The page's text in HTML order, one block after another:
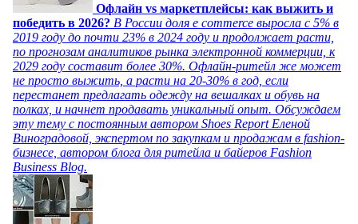
Офлайн vs маркетплейсы: как выжить и
победить в 2026? В России доля e commerce выросла с 5% в
2019 году до почти 23% в 2024 году и продолжает расти,
по прогнозам аналитиков рынка электронной коммерции, к
2029 году составит более 30%. Офлайн-ритейл же может
не просто выжить, а расти на 20-30% в год, если
перестанет предлагать одежду на вешалках и обувь на
полках, и начнет продавать уникальный опыт. Обсуждаем
эту тему с постоянным автором Shoes Report Еленой
Виноградовой, экспертом по закупкам и продажам в fashion-
бизнесе, автором блога для ритейла и байеров Fashion
Business Blog.